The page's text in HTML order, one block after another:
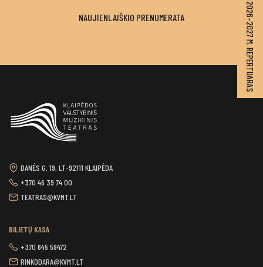
2026–2027 M. REPERTUARAS
NAUJIENLAIŠKIO PRENUMERATA
DANĖS G. 19, LT-92111 KLAIPĖDA
+370 46 39 74 00
TEATRAS@KVMT.LT
BILIETŲ KASA
+370 645 59472
RINKODARA@KVMT.LT